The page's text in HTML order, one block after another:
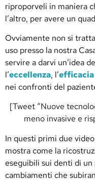
riproporveli in maniera
l’altro, per avere un
Ovviamente non si
uso presso la nostra
servire a darvi un’idea
l’eccellenza, l’efficacia
nei confronti del
[Tweet “Nuove
meno invasive e
In questi primi due
mostra come la
eseguibili sui denti di
cambiamenti che